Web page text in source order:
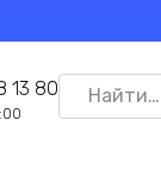
13 80 Search
for: